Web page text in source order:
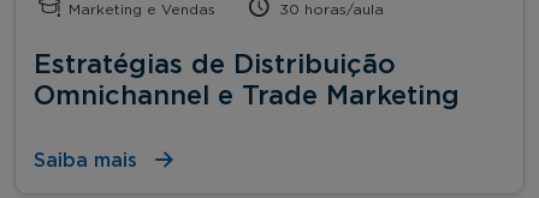
Marketing e Vendas 30 horas/aula
Estratégias de Distribuição
Omnichannel e Trade Marketing
Saiba mais